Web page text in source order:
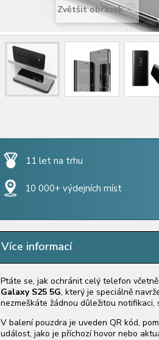
Zvětšit obrázek
11 let na trhu
10 000+ výdejních míst
Více informací
Ptáte se, jak ochránit celý telefon
Galaxy S25 5G, který je speciálně
nezmeškáte žádnou důležitou
V balení pouzdra je uveden QR kód,
událost, jako je příchozí hovor nebo